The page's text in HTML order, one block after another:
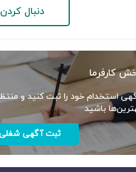
دنبال کردن
کارفرما
استخدام خود را ثبت کنید و
باشید
ثبت آگهی